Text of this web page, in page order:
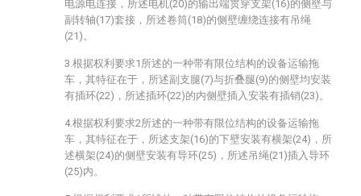
电源电连接，所述电机(20)的输出端贯穿支架(16)的侧壁与
副转轴(17)套接，所述卷筒(18)的侧壁缠绕连接有吊绳
(21)。
3.根据权利要求1所述的一种带有限位结构的设备运输拖
车，其特征在于，所述副支腿(7)与折叠腿(9)的侧壁均安装
有插环(22)，所述插环(22)的内侧壁插入安装有插销(23)。
4.根据权利要求2所述的一种带有限位结构的设备运输拖
车，其特征在于，所述支架(16)的下壁安装有横架(24)，所
述横架(24)的侧壁安装有导环(25)，所述吊绳(21)插入导环
(25)内。